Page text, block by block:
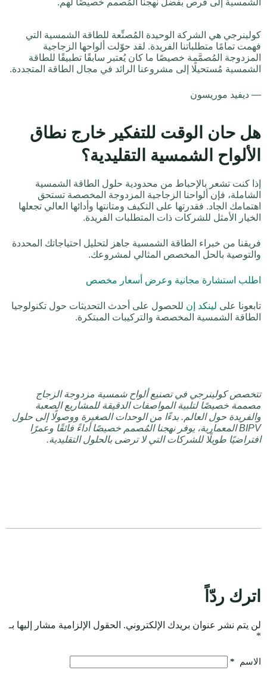
كولينرجي هي الشركة الوحيدة المُصنِّعة للطاقة الشمسية التي
فهمت تمامًا متطلباتنا الفريدة. لقد حوّلت ألواحها الزجاجية
المزدوجة المُصمَّمة خصيصًا ما كان يُعتبر سابقًا تطبيقًا للطاقة
الشمسية مُستحيلًا إلى مشروعنا الرائد في مجال الطاقة المتجددة.
— ديفيد موريسون
هل حان الوقت للتفكير خارج نطاق
الألواح الشمسية التقليدية؟
إذا كنت تشعر بالإحباط من محدودية حلول الطاقة الشمسية
الشاملة، فإن ألواحنا الزجاجية المزدوجة المخصصة تستحق
اهتمامك الجاد. فقدرتها على التكيف ومتانتها وأدائها العالي تجعلها
الخيار الأمثل للشركات ذات المتطلبات الفريدة.
فريقنا من خبراء الطاقة الشمسية جاهز لتحليل احتياجاتك المحددة
والتوصية بالحل المخصص المثالي لمشروعك.
اطلب استشارة مجانية وعرض أسعار مخصص
تابعونا على لينكد إن للحصول على أحدث التحديثات حول تكنولوجيا
الطاقة الشمسية المخصصة والتركيبات المبتكرة.
تتخصص كولينرجي في تصنيع ألواح شمسية مزدوجة الزجاج
مصممة خصيصًا لتلبية المواصفات الدقيقة للمشاريع الصعبة
والفريدة حول العالم. بدءًا من الوحدات الصغيرة ووصولًا إلى حلول
BIPV المعمارية، يوفر نهجنا المُصمم خصيصًا أداءً فائقًا وعمرًا
افتراضيًا طويلًا للشركات التي لا ترضى بالحلول التقليدية.
اترك ردّاً
لن يتم نشر عنوان بريدك الإلكتروني. الحقول الإلزامية مشار إليها بـ
*
الاسم *